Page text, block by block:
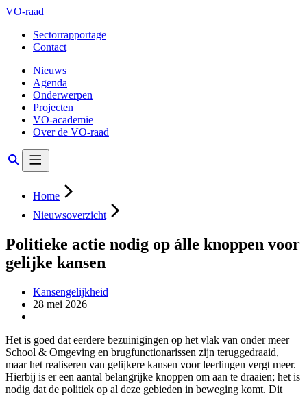
VO-raad
Sectorrapportage
Contact
Nieuws
Agenda
Onderwerpen
Projecten
VO-academie
Over de VO-raad
Home
Nieuwsoverzicht
Politieke actie nodig op álle knoppen voor
gelijke kansen
Kansengelijkheid
28 mei 2026
Het is goed dat eerdere bezuinigingen op het vlak van onder meer
School & Omgeving en brugfunctionarissen zijn teruggedraaid,
maar het realiseren van gelijkere kansen voor leerlingen vergt meer.
Hierbij is er een aantal belangrijke knoppen om aan te draaien; het is
nodig dat de politiek op al deze gebieden in beweging komt. Dit